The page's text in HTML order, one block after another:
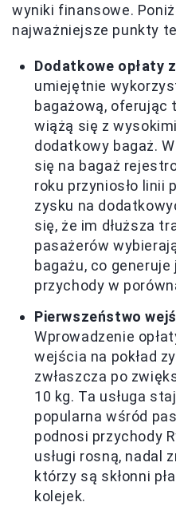
wyniki finansowe.
najważniejsze punkty
Dodatkowe opłaty
umiejętnie
bagażową, oferując
wiążą się z
dodatkowy bagaż.
się na bagaż
roku przyniosło linii
zysku na
się, że im dłuższa
pasażerów
bagażu, co
przychody w
Pierwszeństwo
Wprowadzenie
wejścia na pokład
zwłaszcza po
10 kg. Ta usługa
popularna wśród
podnosi przychody
usługi rosną, nadal
którzy są skłonni
kolejek.